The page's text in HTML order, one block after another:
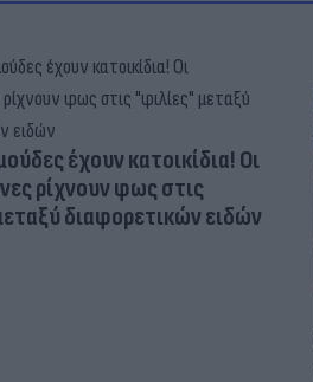
έχουν κατοικίδια! Οι
ρίχνουν φως στις
διαφορετικών ειδών